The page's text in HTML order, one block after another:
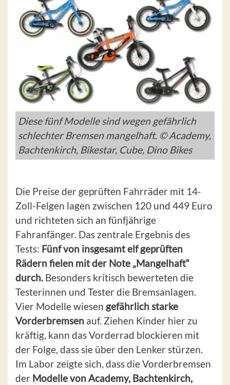
Diese fünf Modelle sind wegen gefährlich
schlechter Bremsen mangelhaft. © Academy,
Bachtenkirch, Bikestar, Cube, Dino Bikes
Die Preise der geprüften Fahrräder mit 14-
Zoll-Felgen lagen zwischen 120 und 449 Euro
und richteten sich an fünfjährige
Fahranfänger. Das zentrale Ergebnis des
Tests: Fünf von insgesamt elf geprüften
Rädern fielen mit der Note „Mangelhaft“
durch. Besonders kritisch bewerteten die
Testerinnen und Tester die Bremsanlagen.
Vier Modelle wiesen gefährlich starke
Vorderbremsen auf. Ziehen Kinder hier zu
kräftig, kann das Vorderrad blockieren mit
der Folge, dass sie über den Lenker stürzen.
Im Labor zeigte sich, dass die Vorderbremsen
der Modelle von Academy, Bachtenkirch,